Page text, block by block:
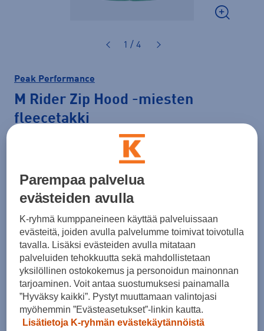
1 / 4
Peak Performance
M Rider Zip Hood -miesten
fleecetakki
Väri
Koko
M
Kokotaulukko
Parempaa palvelua
evästeiden avulla
K-ryhmä kumppaneineen käyttää palveluissaan
evästeitä, joiden avulla palvelumme toimivat toivotulla
tavalla. Lisäksi evästeiden avulla mitataan
palveluiden tehokkuutta sekä mahdollistetaan
yksilöllinen ostokokemus ja personoidun mainonnan
tarjoaminen. Voit antaa suostumuksesi painamalla
”Hyväksy kaikki”. Pystyt muuttamaan valintojasi
myöhemmin ”Evästeasetukset”-linkin kautta.
Lisätietoja K-ryhmän evästekäytännöistä